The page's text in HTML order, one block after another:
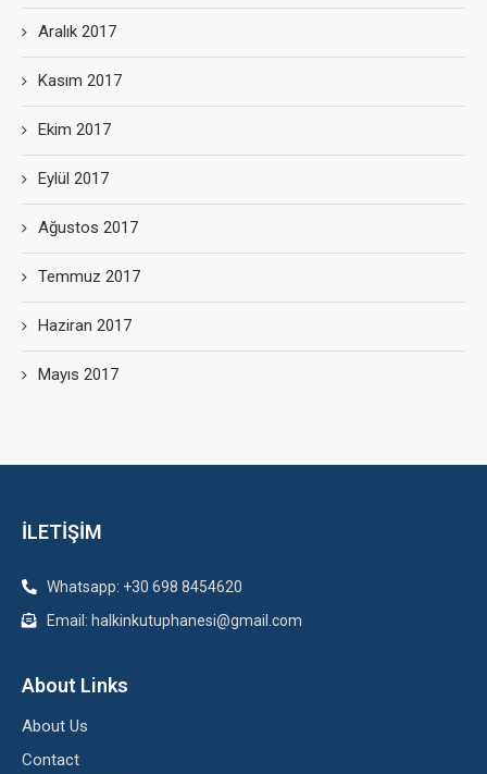
Aralık 2017
Kasım 2017
Ekim 2017
Eylül 2017
Ağustos 2017
Temmuz 2017
Haziran 2017
Mayıs 2017
İLETİŞİM
Whatsapp: +30 698 8454620
Email: halkinkutuphanesi@gmail.com
About Links
About Us
Contact